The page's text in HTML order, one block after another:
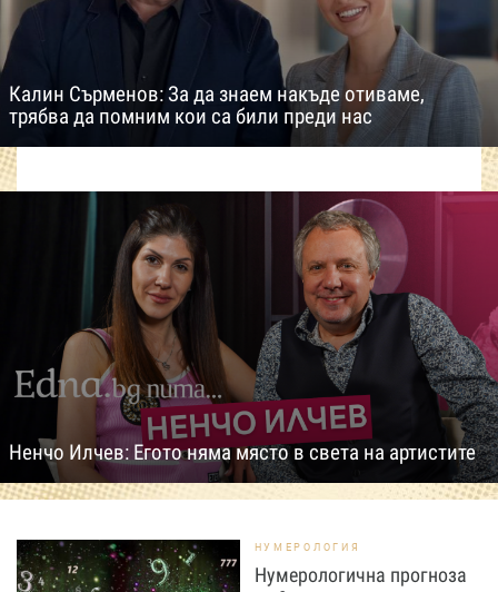
Калин Сърменов: За да знаем накъде отиваме,
трябва да помним кои са били преди нас
Ненчо Илчев: Егото няма място в света на артистите
НУМЕРОЛОГИЯ
Нумерологична прогноза